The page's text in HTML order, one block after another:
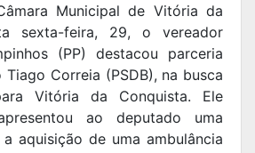
Municipal de Vitória da
sexta-feira, 29, o vereador
(PP) destacou parceria
Correia (PSDB), na busca
Vitória da Conquista. Ele
ao deputado uma
aquisição de uma ambulância